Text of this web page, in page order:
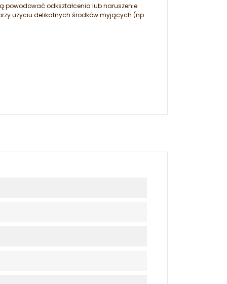
powodować odkształcenia lub naruszenie
użyciu delikatnych środków myjących (np.